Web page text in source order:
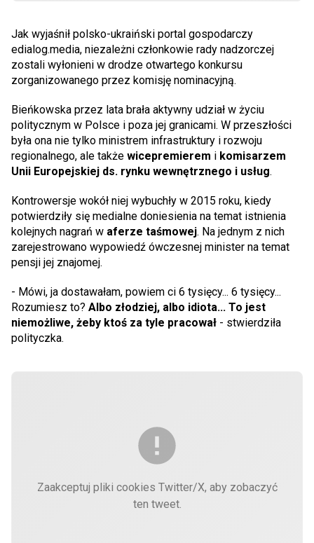
Jak wyjaśnił polsko-ukraiński portal gospodarczy
edialog.media, niezależni członkowie rady nadzorczej
zostali wyłonieni w drodze otwartego konkursu
zorganizowanego przez komisję nominacyjną.
Bieńkowska przez lata brała aktywny udział w życiu
politycznym w Polsce i poza jej granicami. W przeszłości
była ona nie tylko ministrem infrastruktury i rozwoju
regionalnego, ale także wicepremierem i komisarzem
Unii Europejskiej ds. rynku wewnętrznego i usług.
Kontrowersje wokół niej wybuchły w 2015 roku, kiedy
potwierdziły się medialne doniesienia na temat istnienia
kolejnych nagrań w aferze taśmowej. Na jednym z nich
zarejestrowano wypowiedź ówczesnej minister na temat
pensji jej znajomej.
- Mówi, ja dostawałam, powiem ci 6 tysięcy... 6 tysięcy...
Rozumiesz to? Albo złodziej, albo idiota... To jest
niemożliwe, żeby ktoś za tyle pracował - stwierdziła
polityczka.
Zaakceptuj pliki cookies Twitter/X, aby zobaczyć
ten tweet.